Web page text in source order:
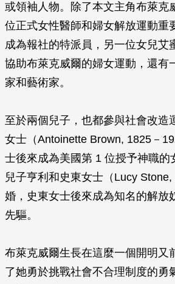
或領袖人物。除了本文主角布萊克
位正式女性醫師和婦女解放運動重
成為報社的特派員，另一位女兒艾
協助布萊克威爾的婦女運動，還有
家和藝術家。
至於兩個兒子，也都參與社會改造
女士（Antoinette Brown, 1825－
士後來成為美國第 1 位授予神職的
兒子亨利和史東女士（Lucy
婚，史東女士後來成為知名的解放
先驅。
布萊克威爾生長在這麼一個開明又
了她勇於挑戰社會不合理制度的勇